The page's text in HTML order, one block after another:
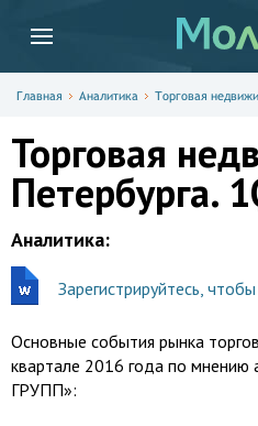
Главная Аналитика Торговая
Торговая
Петербурга.
Аналитика:
Зарегистрируйтесь,
Основные события рынка
квартале 2016 года по мнению
ГРУПП»: